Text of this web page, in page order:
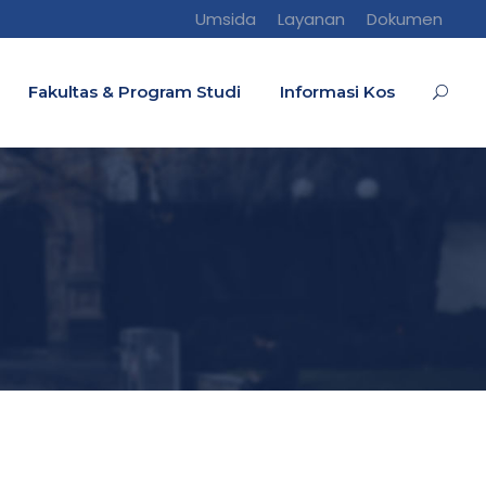
Umsida Layanan Dokumen
Fakultas & Program Studi Informasi Kos